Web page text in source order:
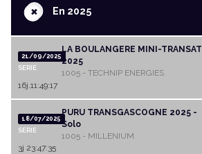
+En 2025
21/09/2025
SERIE
LA BOULANGERE MINI-TRANSAT
2025
1005 - TECHNIP ENERGIES
16j.11:49:17
18/07/2025
SERIE
PURU TRANSGASCOGNE 2025 -
Solo
1005 - MILLENIUM
3j 23:47:35